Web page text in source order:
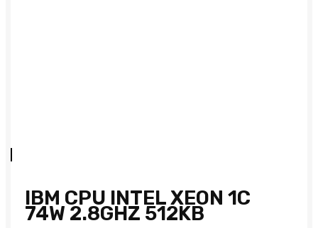
IBM CPU INTEL XEON 1C
74W 2.8GHZ 512KB